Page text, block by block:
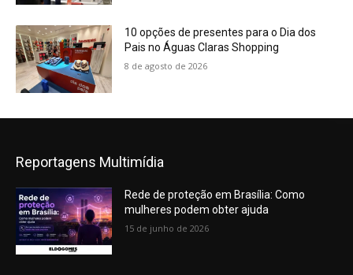
10 opções de presentes para o Dia dos
Pais no Águas Claras Shopping
8 de agosto de 2026
Reportagens Multimídia
Rede de proteção em Brasília: Como
mulheres podem obter ajuda
15 de junho de 2026